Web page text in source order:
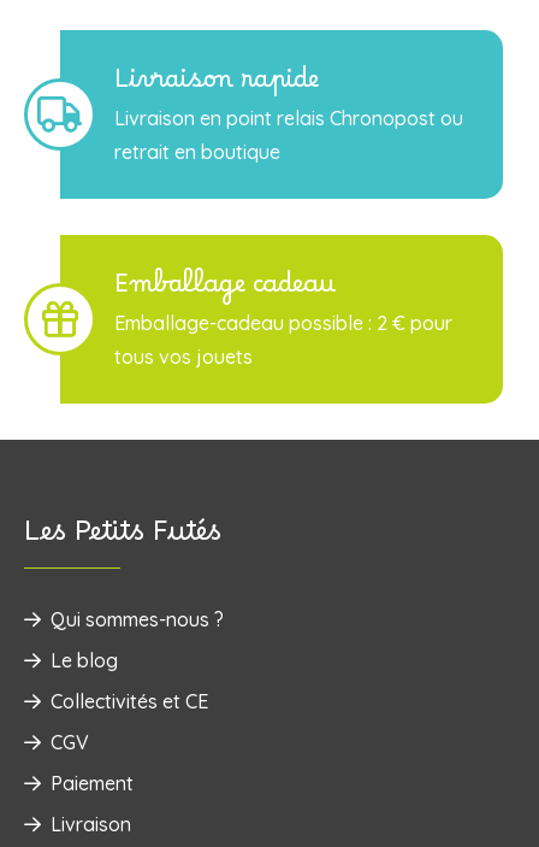
Livraison rapide
Livraison en point relais Chronopost ou
retrait en boutique
Emballage cadeau
Emballage-cadeau possible : 2 € pour
tous vos jouets
Les Petits Futés
Qui sommes-nous ?
Le blog
Collectivités et CE
CGV
Paiement
Livraison